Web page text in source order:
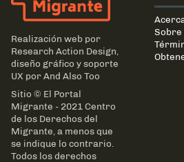
Realización web por
Research Action Design
diseño gráfico y soporte
UX porAnd Also Too
Sitio © El Portal
Migrante - 2021 Centro
de los Derechos del
Migrante, a menos que
se indique lo contrario.
Todos los derechos
Sobre